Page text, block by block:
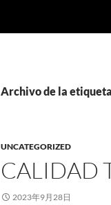
Archivo de la
UNCATEGORIZED
CALIDAD
2023年9月28日